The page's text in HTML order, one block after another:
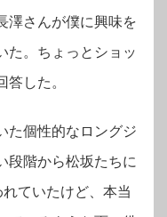
澤さんが僕に興味を
た。ちょっとショッ
した。
た個性的なロングジ
段階から松坂たちに
れていたけど、本当